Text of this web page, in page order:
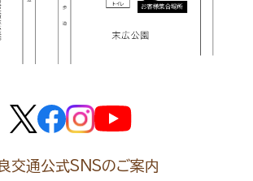
交通公式SNSのご案内